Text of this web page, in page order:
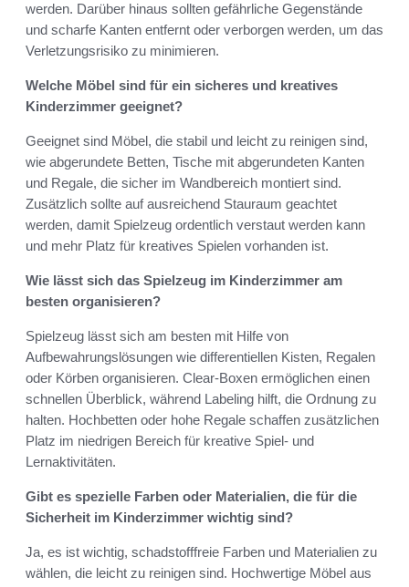
werden. Darüber hinaus sollten gefährliche Gegenstände
und scharfe Kanten entfernt oder verborgen werden, um das
Verletzungsrisiko zu minimieren.
Welche Möbel sind für ein sicheres und kreatives
Kinderzimmer geeignet?
Geeignet sind Möbel, die stabil und leicht zu reinigen sind,
wie abgerundete Betten, Tische mit abgerundeten Kanten
und Regale, die sicher im Wandbereich montiert sind.
Zusätzlich sollte auf ausreichend Stauraum geachtet
werden, damit Spielzeug ordentlich verstaut werden kann
und mehr Platz für kreatives Spielen vorhanden ist.
Wie lässt sich das Spielzeug im Kinderzimmer am
besten organisieren?
Spielzeug lässt sich am besten mit Hilfe von
Aufbewahrungslösungen wie differentiellen Kisten, Regalen
oder Körben organisieren. Clear-Boxen ermöglichen einen
schnellen Überblick, während Labeling hilft, die Ordnung zu
halten. Hochbetten oder hohe Regale schaffen zusätzlichen
Platz im niedrigen Bereich für kreative Spiel- und
Lernaktivitäten.
Gibt es spezielle Farben oder Materialien, die für die
Sicherheit im Kinderzimmer wichtig sind?
Ja, es ist wichtig, schadstofffreie Farben und Materialien zu
wählen, die leicht zu reinigen sind. Hochwertige Möbel aus